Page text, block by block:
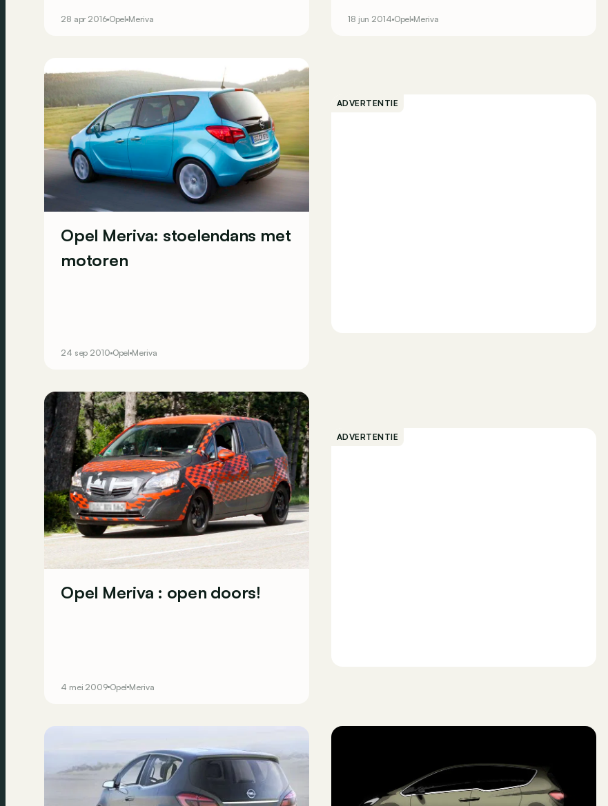
uit kunnen gaan zien.
28 apr 2016 Opel Meriva
en 136 pk.
18 jun 2014 Opel Meriva
Opel Meriva: stoelendans met
motoren
24 sep 2010 Opel Meriva
ADVERTENTIE
Opel Meriva : open doors!
4 mei 2009 Opel Meriva
ADVERTENTIE